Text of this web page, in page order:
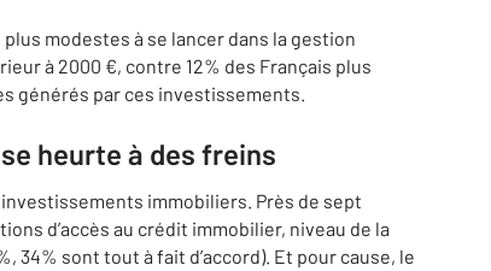
modestes à se lancer dans la gestion
à 2000 €, contre 12% des Français plus
générés par ces investissements.
heurte à des freins
immobiliers. Près de sept
d’accès au crédit immobilier, niveau de la
sont tout à fait d’accord). Et pour cause, le